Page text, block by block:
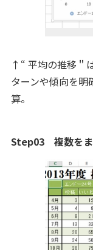
↑“ 平均の推移＂
ターンや傾向を
算。
Step03 複数をま